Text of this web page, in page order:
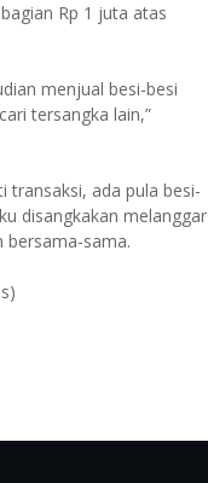
Rp 1 juta atas
menjual besi-besi
tersangka lain,”
transaksi, ada pula besi-
disangkakan melanggar
bersama-sama.